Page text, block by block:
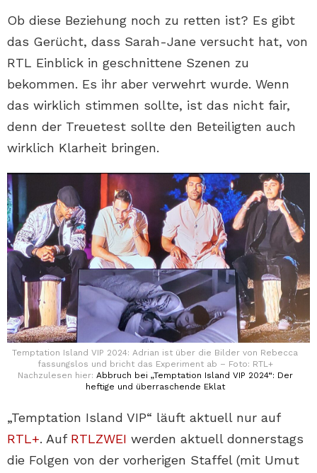
Ob diese Beziehung noch zu retten ist? Es gibt
das Gerücht, dass Sarah-Jane versucht hat, von
RTL Einblick in geschnittene Szenen zu
bekommen. Es ihr aber verwehrt wurde. Wenn
das wirklich stimmen sollte, ist das nicht fair,
denn der Treuetest sollte den Beteiligten auch
wirklich Klarheit bringen.
Temptation Island VIP 2024: Adrian ist über die Bilder von Rebecca
fassungslos und bricht das Experiment ab – Foto: RTL+
Nachzulesen hier: Abbruch bei „Temptation Island VIP 2024“: Der
heftige und überraschende Eklat
„Temptation Island VIP“ läuft aktuell nur auf
RTL+. Auf RTLZWEI werden aktuell donnerstags
die Folgen von der vorherigen Staffel (mit Umut